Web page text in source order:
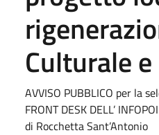
Culturale
AVVISO PUBBLICO per la
FRONT DESK DELL’
di Rocchetta Sant’Antonio